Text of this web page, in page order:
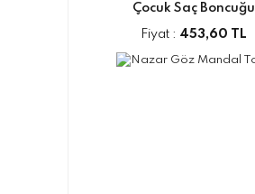
Çocuk Saç Boncuğu
Fiyat : 453,60 TL